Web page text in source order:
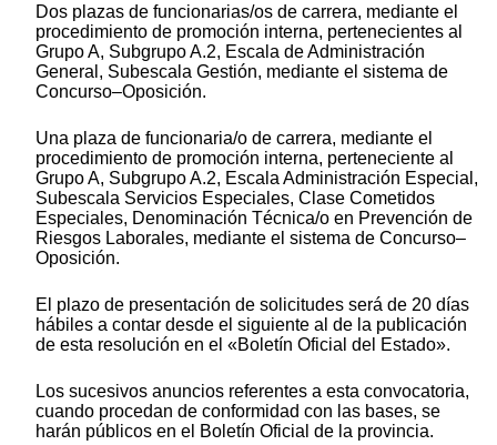
Dos plazas de funcionarias/os de carrera, mediante el
procedimiento de promoción interna, pertenecientes al
Grupo A, Subgrupo A.2, Escala de Administración
General, Subescala Gestión, mediante el sistema de
Concurso–Oposición.
Una plaza de funcionaria/o de carrera, mediante el
procedimiento de promoción interna, perteneciente al
Grupo A, Subgrupo A.2, Escala Administración Especial,
Subescala Servicios Especiales, Clase Cometidos
Especiales, Denominación Técnica/o en Prevención de
Riesgos Laborales, mediante el sistema de Concurso–
Oposición.
El plazo de presentación de solicitudes será de 20 días
hábiles a contar desde el siguiente al de la publicación
de esta resolución en el «Boletín Oficial del Estado».
Los sucesivos anuncios referentes a esta convocatoria,
cuando procedan de conformidad con las bases, se
harán públicos en el Boletín Oficial de la provincia.